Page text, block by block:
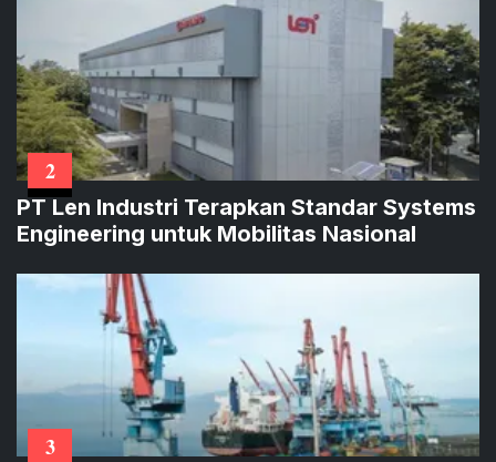
2
PT Len Industri Terapkan Standar Systems
Engineering untuk Mobilitas Nasional
3